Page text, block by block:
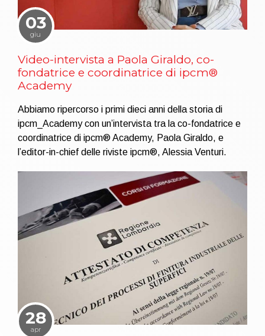
03
giu
Video-intervista a Paola Giraldo, co-
fondatrice e coordinatrice di ipcm®
Academy
Abbiamo ripercorso i primi dieci anni della storia di
ipcm_Academy con un’intervista tra la co-fondatrice e
coordinatrice di ipcm® Academy, Paola Giraldo, e
l’editor-in-chief delle riviste ipcm®, Alessia Venturi.
28
apr